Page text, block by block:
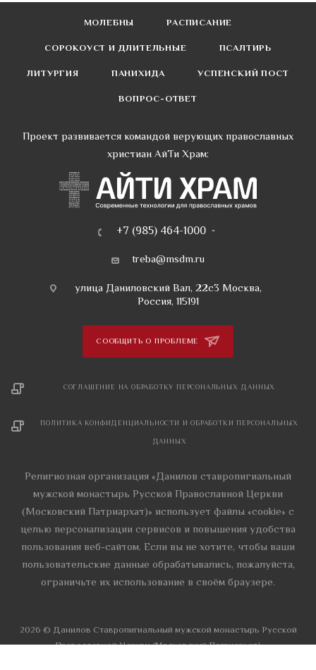
МОЛЕБНЫ
РАСПИСАНИЕ
СОРОКОУСТ И ДЛИТЕЛЬНЫЕ
ПСАЛТИРЬ
ЛИТУРГИЯ
ПАНИХИДА
УСПЕНСКИЙ ПОСТ
ВОПРОС-ОТВЕТ
Проект развивается командой верующих православных
христиан АйТи Храм:
+7 (985) 464-1000
treba@msdm.ru
улица Даниловский Вал, 22с3 Москва,
Россия, 115191
СООБЩИТЬ О ПРОБЛЕМЕ
СОГЛАШЕНИЕ НА ОБРАБОТКУ ПЕРСОНАЛЬНЫХ ДАННЫХ
ПОЛИТИКА КОНФИДЕНЦИАЛЬНОСТИ И ОБРАБОТКИ ПЕРСОНАЛЬНЫХ
ДАННЫХ
Религиозная организация «Данилов ставропигиальный
мужской монастырь Русской Православной Церкви
(Московский Патриархат)» использует файлы «cookie» с
целью персонализации сервисов и повышения удобства
пользования веб-сайтом. Если вы не хотите, чтобы ваши
пользовательские данные обрабатывались, пожалуйста,
ограничьте их использование в своём браузере.
2026 © Данилов Cтавропигиальный мужской монастырь Русской
Православной Церкви (Московский Патриархат)